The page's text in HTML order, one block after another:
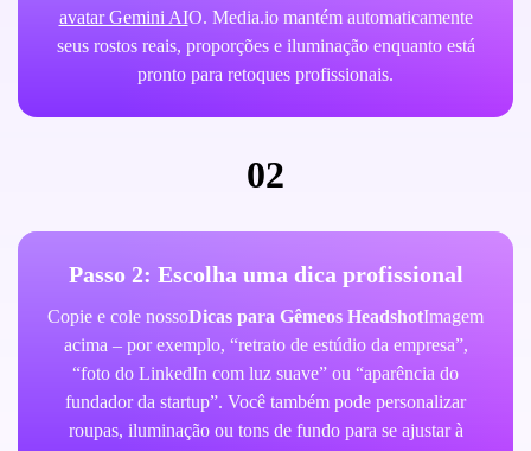
avatar Gemini AIO. Media.io mantém automaticamente
seus rostos reais, proporções e iluminação enquanto está
pronto para retoques profissionais.
02
Passo 2: Escolha uma dica profissional
Copie e cole nossoDicas para Gêmeos HeadshotImagem
acima – por exemplo, “retrato de estúdio da empresa”,
“foto do LinkedIn com luz suave” ou “aparência do
fundador da startup”. Você também pode personalizar
roupas, iluminação ou tons de fundo para se ajustar à